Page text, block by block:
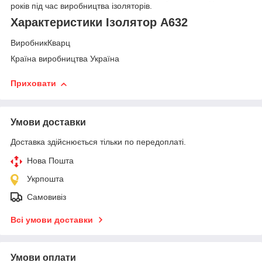
років під час виробництва ізоляторів.
Характеристики Ізолятор А632
ВиробникКварц
Країна виробництва Україна
Приховати
Умови доставки
Доставка здійснюється тільки по передоплаті.
Нова Пошта
Укрпошта
Самовивіз
Всі умови доставки
Умови оплати